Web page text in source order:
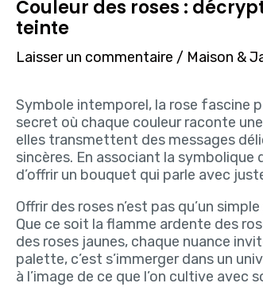
Couleur des roses :
teinte
Laisser un commentaire / Maison &
Symbole intemporel, la rose fascine
secret où chaque couleur raconte
elles transmettent des messages
sincères. En associant la
d’offrir un bouquet qui parle avec
Offrir des roses n’est pas qu’un
Que ce soit la flamme ardente des
des roses jaunes, chaque nuance
palette, c’est s’immerger dans un
à l’image de ce que l’on cultive avec